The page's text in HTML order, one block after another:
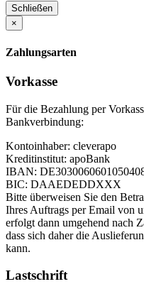
Schließen
×
Zahlungsarten
Vorkasse
Für die Bezahlung per
Bankverbindung:
Kontoinhaber: cleverapo
Kreditinstitut: apoBank
IBAN:
BIC: DAAEDEDDXXX
Bitte überweisen Sie den
Ihres Auftrags per Email von
erfolgt dann umgehend nach
dass sich daher die
kann.
Lastschrift